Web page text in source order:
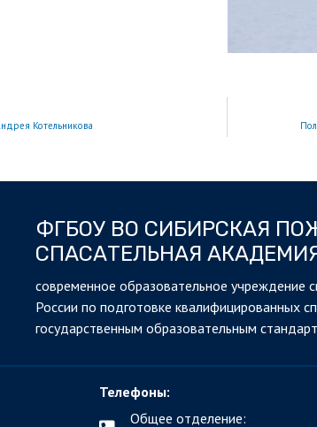
Котельникова
ФГБОУ ВО СИБИРСКАЯ
СПАСАТЕЛЬНАЯ
cовременное образовательное
России по подготовке квалифицированных
государственным образовательным
Телефоны:
Общее отделение: